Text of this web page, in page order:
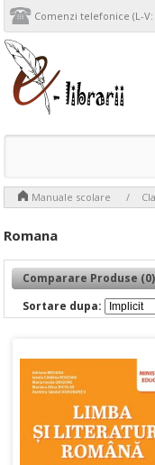
Comenzi telefonice (L-V:
Manuale scolare
Romana
Comparare Produse (0)
Sortare dupa: